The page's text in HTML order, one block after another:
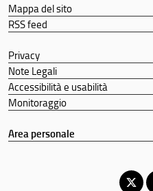
Mappa del sito
RSS feed
Privacy
Note Legali
Accessibilità e usabilità
Monitoraggio
Area personale